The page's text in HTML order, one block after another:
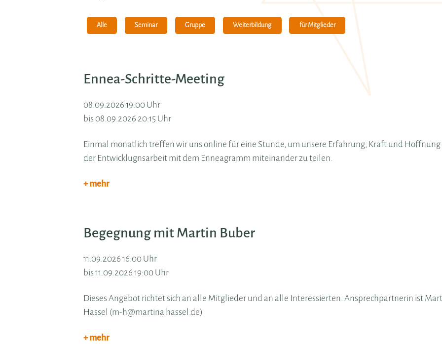
Alle Seminar Gruppe Weiterbildung für Mitglieder
Ennea-Schritte-Meeting
08.09.2026 19:00 Uhr
bis 08.09.2026 20:15 Uhr
Einmal monatlich treffen wir uns online für eine Stunde, um unsere Erfahrung, Kraft und Hoffnung
der Entwicklugnsarbeit mit dem Enneagramm miteinander zu teilen.
+ mehr
Begegnung mit Martin Buber
11.09.2026 16:00 Uhr
bis 11.09.2026 19:00 Uhr
Dieses Angebot richtet sich an alle Mitglieder und an alle Interessierten. Ansprechpartnerin ist
Hassel (m-h@martina hassel.de)
+ mehr